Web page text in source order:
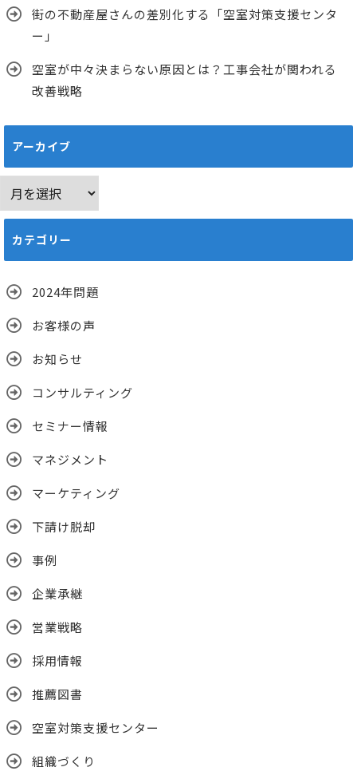
街の不動産屋さんの差別化する「空室対策支援センタ
ー」
空室が中々決まらない原因とは？工事会社が関われる
改善戦略
アーカイブ
ー
カ
ブ
カテゴリー
2024年問題
お客様の声
お知らせ
コンサルティング
セミナー情報
マネジメント
マーケティング
下請け脱却
事例
企業承継
営業戦略
採用情報
推薦図書
空室対策支援センター
組織づくり